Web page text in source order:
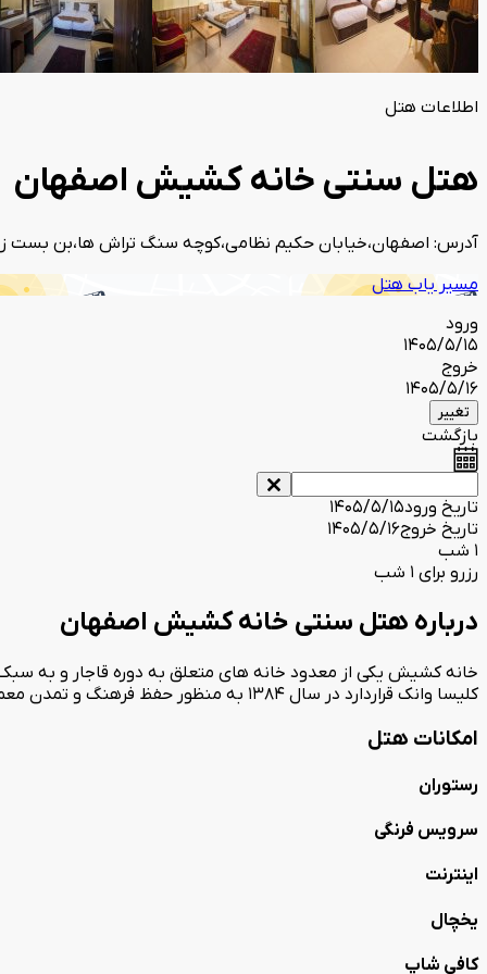
اطلاعات هتل
هتل سنتی خانه کشیش اصفهان
آدرس: اصفهان،خیابان حکیم نظامی،کوچه سنگ تراش ها،بن بست
مسیر یاب هتل
ورود
1405/5/15
خروج
1405/5/16
تغییر
بازگشت
تاریخ ورود1405/5/15
تاریخ خروج1405/5/16
1 شب
رزرو برای 1 شب
درباره هتل سنتی خانه کشیش اصفهان
خانه کشیش یکی از معدود خانه های متعلق به دوره قاجار و به
کلیسا وانک قراردارد در سال ۱۳۸۴ به منظور حفظ فرهنگ و تمدن معماری صفویه از بازماندگان کشیش گارگین هانانیان خریداری شد و با کمک کارشناسان مرمت آثار هنری، بازسازی گردید.
امکانات هتل
رستوران
سرویس فرنگی
اینترنت
یخچال
کافی شاپ